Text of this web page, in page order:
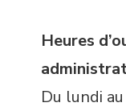
Heures
Du lundi